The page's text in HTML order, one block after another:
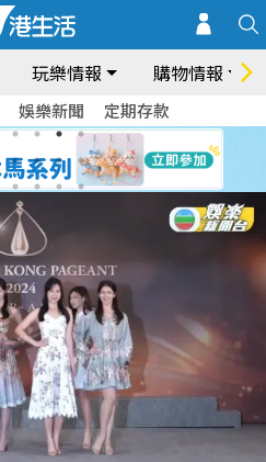
玩樂情報 購物情報
娛樂新聞 定期存款